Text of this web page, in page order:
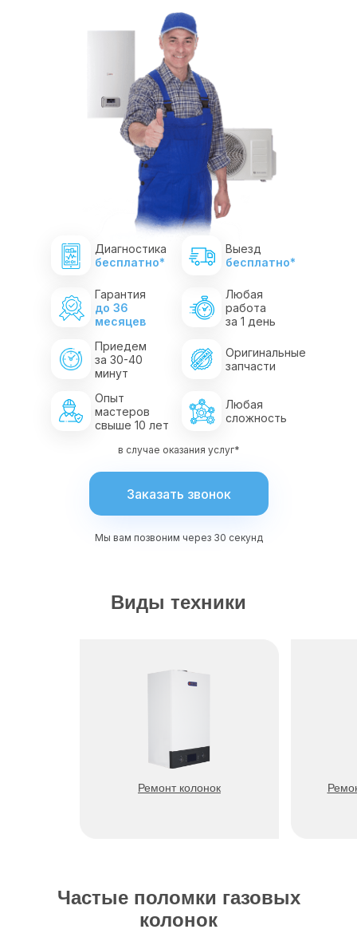
Диагностика
бесплатно*
Выезд
бесплатно*
Гарантия
до 36
месяцев
Любая
работа
за 1 день
Мы вам позвоним через 30 секунд
в случае оказания услуг*
Оригинальные
запчасти
Любая
сложность
Приедем
за 30-40
минут
Опыт
мастеров
свыше 10 лет
Заказать звонок
Виды техники
Ремонт колонок
Частые поломки газовых
колонок